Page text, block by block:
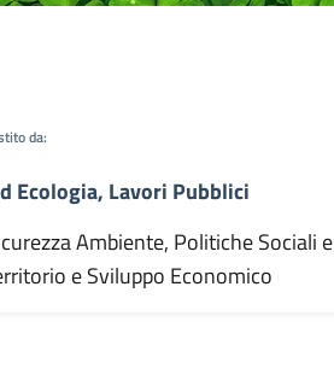
da:
Ecologia, Lavori Pubblici
Ambiente, Politiche Sociali e
e Sviluppo Economico